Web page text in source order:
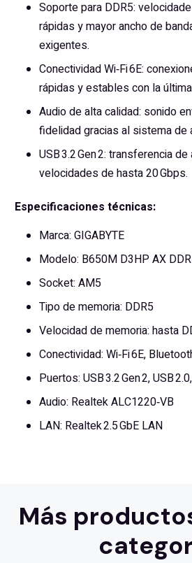
Soporte para DDR5:
rápidas y mayor ancho de
exigentes.
Conectividad Wi‑Fi 6E:
rápidas y estables con la
Audio de alta calidad: sonido
fidelidad gracias al sistema de
USB 3.2 Gen 2: transferencia
velocidades de hasta 20 Gbps.
Especificaciones técnicas:
Marca: GIGABYTE
Modelo: B650M D3HP AX
Socket: AM5
Tipo de memoria: DDR5
Velocidad de memoria: hasta
Conectividad: Wi‑Fi 6E,
Puertos: USB 3.2 Gen 2, USB
Audio: Realtek ALC1220‑VB
LAN: Realtek 2.5 GbE LAN
Más